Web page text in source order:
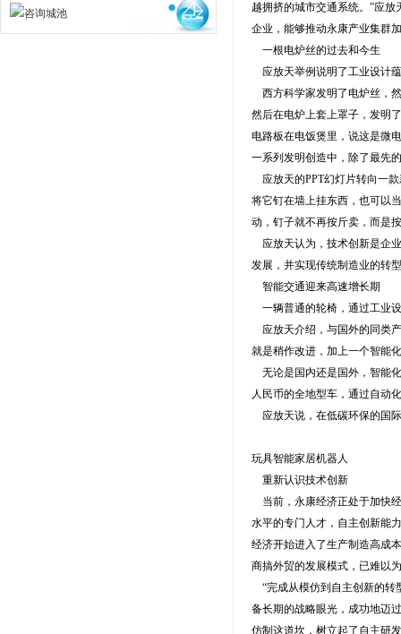
越拥挤的城市交通系统。”应
企业，能够推动永康产业集群
一根电炉丝的过去和今生
应放天举例说明了工业设计
西方科学家发明了电炉丝，
然后在电炉上套上罩子，发明
电路板在电饭煲里，说这是微
一系列发明创造中，除了最先
应放天的PPT幻灯片转向一
将它钉在墙上挂东西，也可以
动，钉子就不再按斤卖，而是
应放天认为，技术创新是企
发展，并实现传统制造业的转
智能交通迎来高速增长期
一辆普通的轮椅，通过工业
应放天介绍，与国外的同类
就是稍作改进，加上一个智能
无论是国内还是国外，智能
人民币的全地型车，通过自动
应放天说，在低碳环保的国
玩具智能家居机器人
重新认识技术创新
当前，永康经济正处于加快
水平的专门人才，自主创新能
经济开始进入了生产制造高成
商搞外贸的发展模式，已难以
“完成从模仿到自主创新的转
备长期的战略眼光，成功地迈
仿制这道坎，树立起了自主研